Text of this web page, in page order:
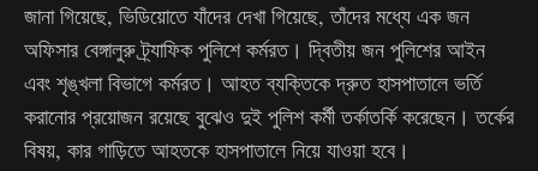
জানা গিয়েছে, ভিডিয়োতে যাঁদের দেখা গিয়েছে, তাঁদের মধ্যে এক জন
অফিসার বেঙ্গালুরু ট্র্যাফিক পুলিশে কর্মরত। দ্বিতীয় জন পুলিশের আইন
এবং শৃঙ্খলা বিভাগে কর্মরত। আহত ব্যক্তিকে দ্রুত হাসপাতালে ভর্তি
করানোর প্রয়োজন রয়েছে বুঝেও দুই পুলিশ কর্মী তর্কাতর্কি করেছেন। তর্কের
বিষয়, কার গাড়িতে আহতকে হাসপাতালে নিয়ে যাওয়া হবে।